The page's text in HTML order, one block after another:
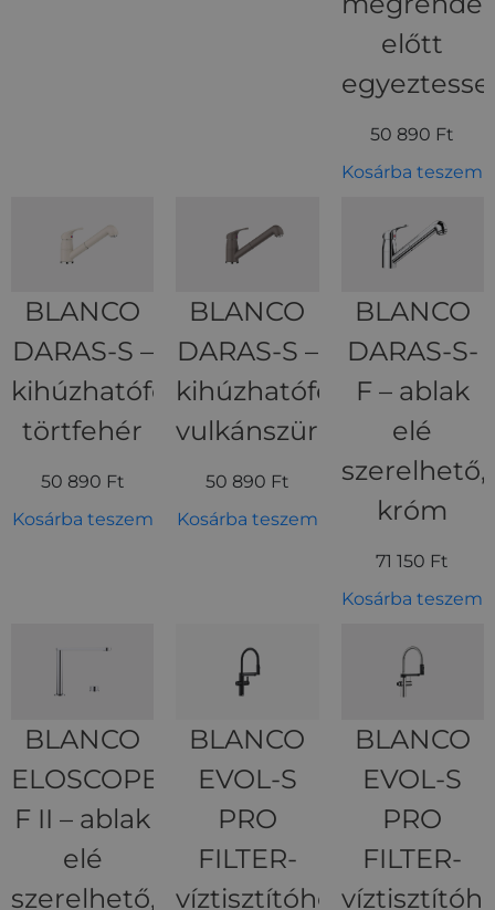
előtt
50 890 Ft
Kosárba teszem
BLANCO
DARAS-S –
kihúzhatófejes,
törtfehér
50 890 Ft
Kosárba teszem
BLANCO
DARAS-S –
kihúzhatófejes,
vulkánszürke
50 890 Ft
Kosárba teszem
BLANCO
DARAS-S-
F – ablak
elé
szerelhető,
króm
71 150 Ft
Kosárba teszem
BLANCO
ELOSCOPE-
F II – ablak
elé
szerelhető,
BLANCO
EVOL-S
PRO
FILTER-
víztisztítóhoz,
BLANCO
EVOL-S
PRO
FILTER-